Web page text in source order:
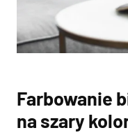
Farbowanie
na szary